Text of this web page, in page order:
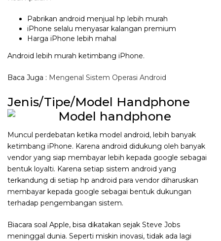
Pabrikan android menjual hp lebih murah
iPhone selalu menyasar kalangan premium
Harga iPhone lebih mahal
Android lebih murah ketimbang iPhone.
Baca Juga : Mengenal Sistem Operasi Android
Jenis/Tipe/Model Handphone
Muncul perdebatan ketika model android, lebih banyak
ketimbang iPhone. Karena android didukung oleh banyak
vendor yang siap membayar lebih kepada google sebagai
bentuk loyalti. Karena setiap sistem android yang
terkandung di setiap hp android para vendor diharuskan
membayar kepada google sebagai bentuk dukungan
terhadap pengembangan sistem.
Biacara soal Apple, bisa dikatakan sejak Steve Jobs
meninggal dunia. Seperti miskin inovasi, tidak ada lagi